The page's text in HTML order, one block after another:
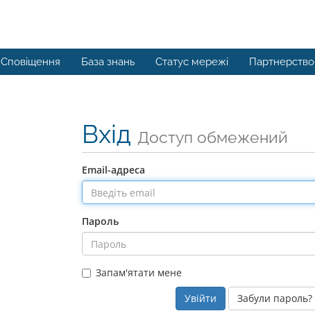
Сповіщення База знань Статус мережі Партнерство
Вхід Доступ обмежений
Email-адреса
Пароль
Запам'ятати мене
Забули пароль?